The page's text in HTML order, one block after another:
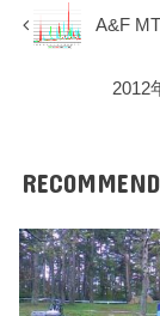
A&F
2012
RECOMMEND